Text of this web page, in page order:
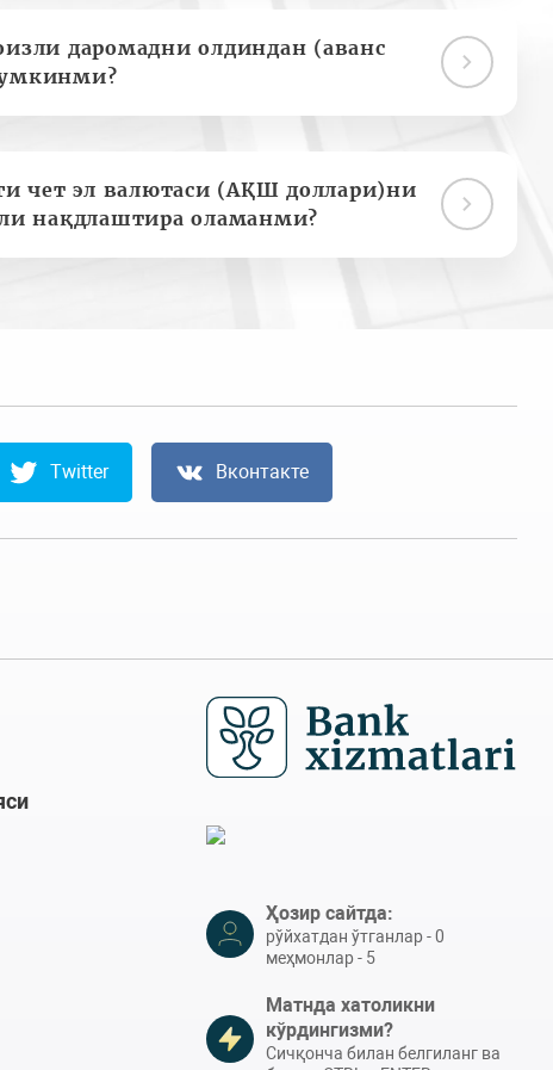
даромадни олдиндан (аванс
чет эл валютаси (АҚШ доллари)ни
нақдлаштира оламанми?
Twitter Вконтакте
Ҳозир сайтда:
рўйхатдан ўтганлар - 0
меҳмонлар - 5
Матнда хатоликни
кўрдингизми?
Сичқонча билан белгиланг ва